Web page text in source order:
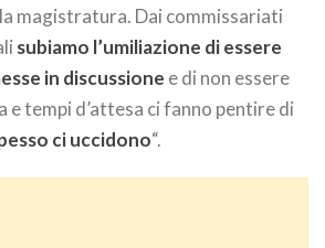
magistratura. Dai commissariati
subiamo l’umiliazione di essere
in discussione e di non essere
e tempi d’attesa ci fanno pentire di
ci uccidono“.